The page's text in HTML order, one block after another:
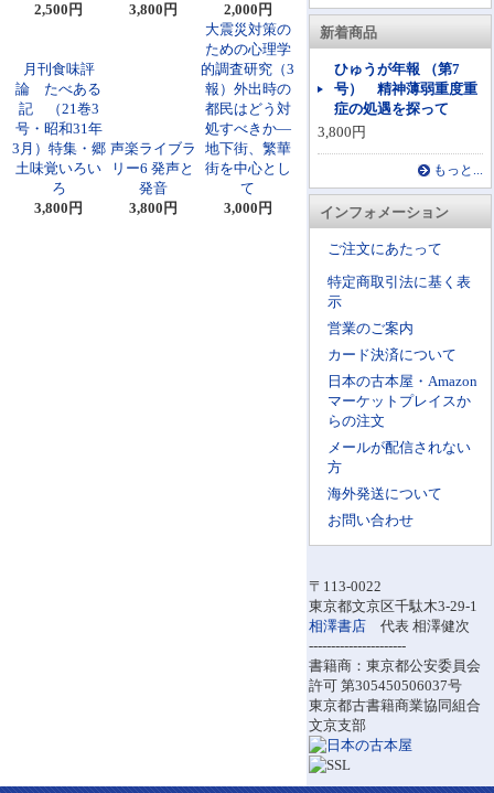
新着商品
ひゅうが年報 （第7
号） 精神薄弱重度重
症の処遇を探って
3,800円
もっと...
インフォメーション
ご注文にあたって
特定商取引法に基く表
示
営業のご案内
カード決済について
日本の古本屋・Amazon
マーケットプレイスか
らの注文
メールが配信されない
方
海外発送について
お問い合わせ
〒113-0022
東京都文京区千駄木3-29-1
相澤書店 代表 相澤健次
----------------------
書籍商：東京都公安委員会
許可 第305450506037号
東京都古書籍商業協同組合
文京支部
2,500円
3,800円
2,000円
月刊食味評
論 たべある
記 （21巻3
号・昭和31年
3月）特集・郷
土味覚いろい
ろ
3,800円
声楽ライブラ
リー6 発声と
発音
3,800円
大震災対策の
ための心理学
的調査研究（3
報）外出時の
都民はどう対
処すべきか―
地下街、繁華
街を中心とし
て
3,000円